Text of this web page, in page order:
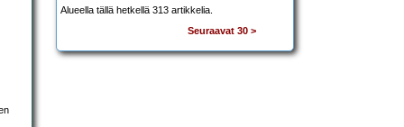
Alueella tällä hetkellä 313 artikkelia.
Seuraavat 30 >